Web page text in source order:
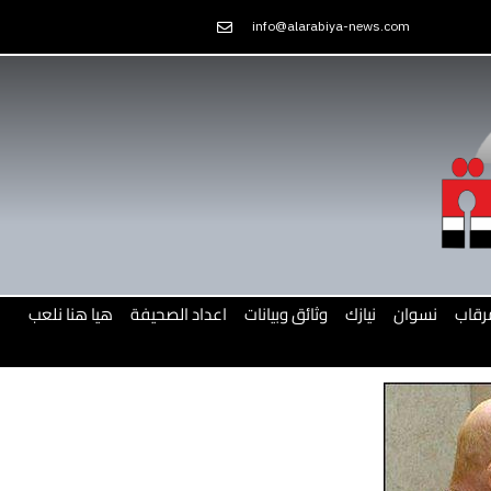
to
info@alarabiya-news.com
نسوان نيازك وثائق وبيانات اعداد الصحيفة هيا هنا نلعب